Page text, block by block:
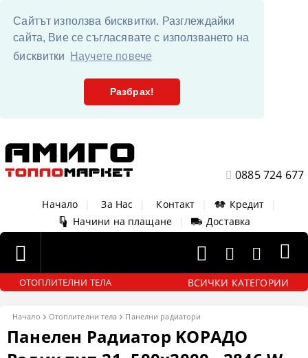
Сайтът използва бисквитки. Разглеждайки
сайта, Вие се съгласявате с използването на
бисквитки
Научете повече
Разбрах!
0885 724 677
Начало За Нас Контакт Кредит
Начини на плащане
Доставка
ОТОПЛИТЕЛНИ ТЕЛА ВСИЧКИ КАТЕГОРИИ
Начало Отоплителни тела Панелни радиатори
Панелен Радиатор KОРАДО